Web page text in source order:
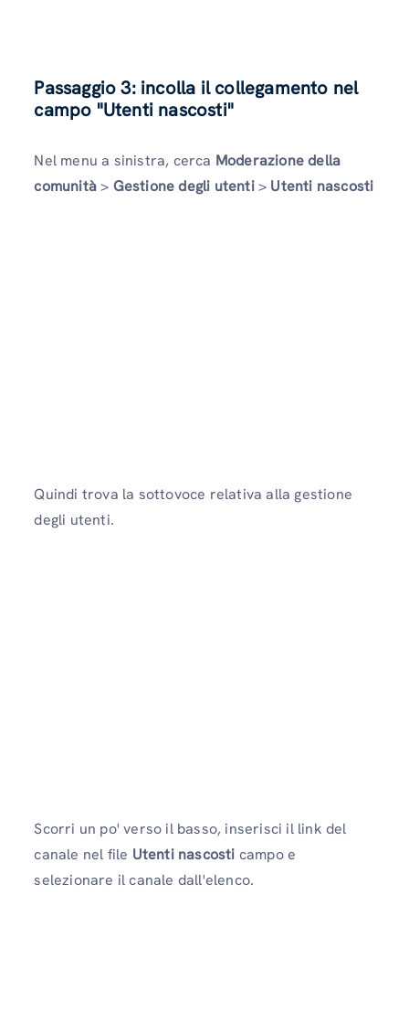
Passaggio 3: incolla il collegamento nel
campo "Utenti nascosti"
Nel menu a sinistra, cerca Moderazione della
comunità> Gestione degli utenti> Utenti nascosti
Quindi trova la sottovoce relativa alla gestione
degli utenti.
Scorri un po' verso il basso, inserisci il link del
canale nel file Utenti nascosti campo e
selezionare il canale dall'elenco.